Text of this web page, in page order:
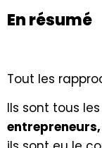
En résumé
Tout les
Ils sont tous